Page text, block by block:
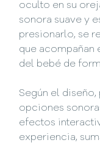
oculto en su
sonora suave y
presionarlo, se
que acompañan
del bebé de
Según el
opciones
efectos
experiencia,